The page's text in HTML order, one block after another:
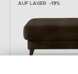
AUF LAGER -19%